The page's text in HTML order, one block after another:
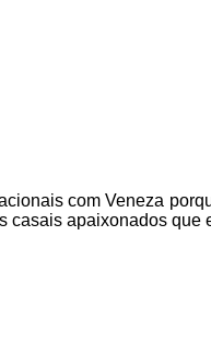
com Veneza
casais apaixonados